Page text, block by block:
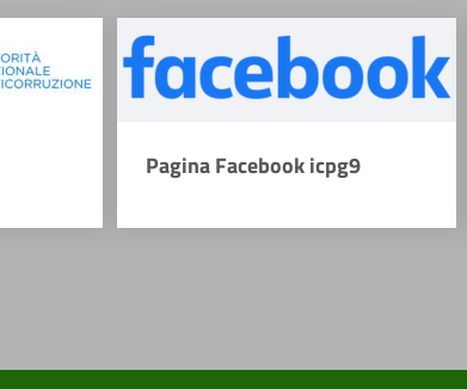
Pagina Facebook icpg9